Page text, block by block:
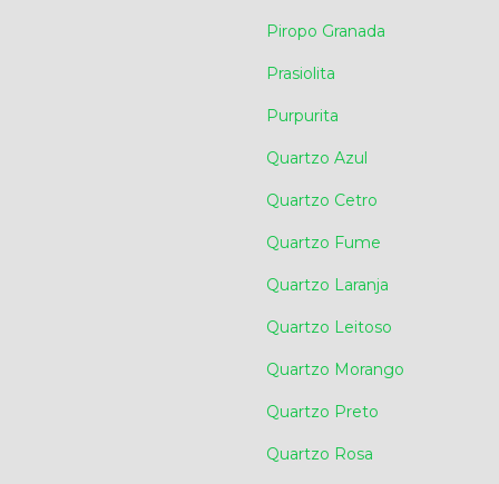
Piropo Granada
Prasiolita
Purpurita
Quartzo Azul
Quartzo Cetro
Quartzo Fume
Quartzo Laranja
Quartzo Leitoso
Quartzo Morango
Quartzo Preto
Quartzo Rosa